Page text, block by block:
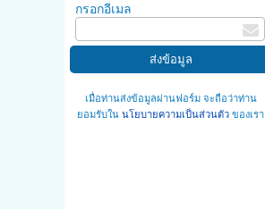
กรอกอีเมล
เมื่อท่านส่งข้อมูลผ่านฟอร์ม จะถือว่าท่าน
ยอมรับใน นโยบายความเป็นส่วนตัวของเรา